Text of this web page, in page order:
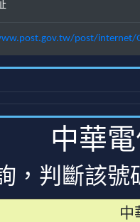
post/internet/
中華
，判斷該號
中